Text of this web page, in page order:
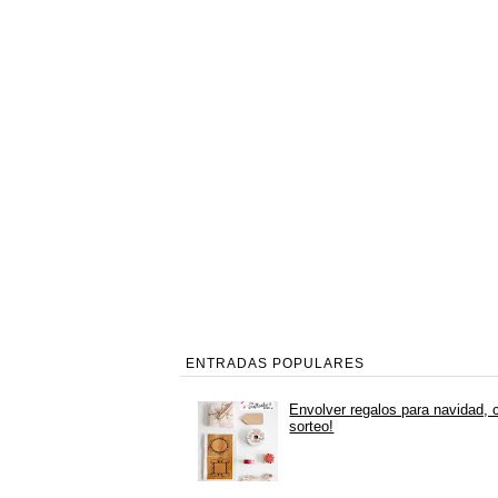
ENTRADAS POPULARES
Envolver regalos para navidad,
sorteo!